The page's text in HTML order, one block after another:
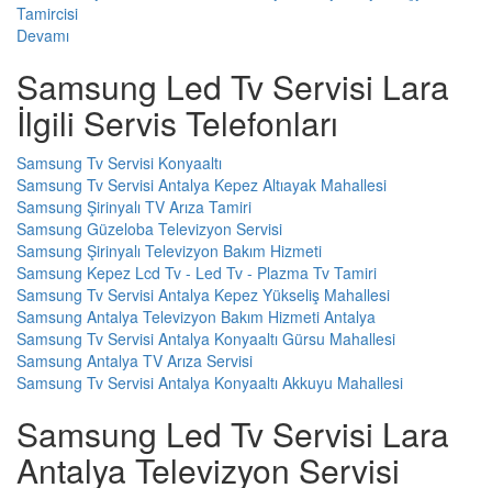
Tamircisi
Devamı
Samsung Led Tv Servisi Lara
İlgili Servis Telefonları
Samsung Tv Servisi Konyaaltı
Samsung Tv Servisi Antalya Kepez Altıayak Mahallesi
Samsung Şirinyalı TV Arıza Tamiri
Samsung Güzeloba Televizyon Servisi
Samsung Şirinyalı Televizyon Bakım Hizmeti
Samsung Kepez Lcd Tv - Led Tv - Plazma Tv Tamiri
Samsung Tv Servisi Antalya Kepez Yükseliş Mahallesi
Samsung Antalya Televizyon Bakım Hizmeti Antalya
Samsung Tv Servisi Antalya Konyaaltı Gürsu Mahallesi
Samsung Antalya TV Arıza Servisi
Samsung Tv Servisi Antalya Konyaaltı Akkuyu Mahallesi
Samsung Led Tv Servisi Lara
Antalya Televizyon Servisi